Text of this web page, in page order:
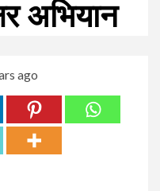
अभियान
ago